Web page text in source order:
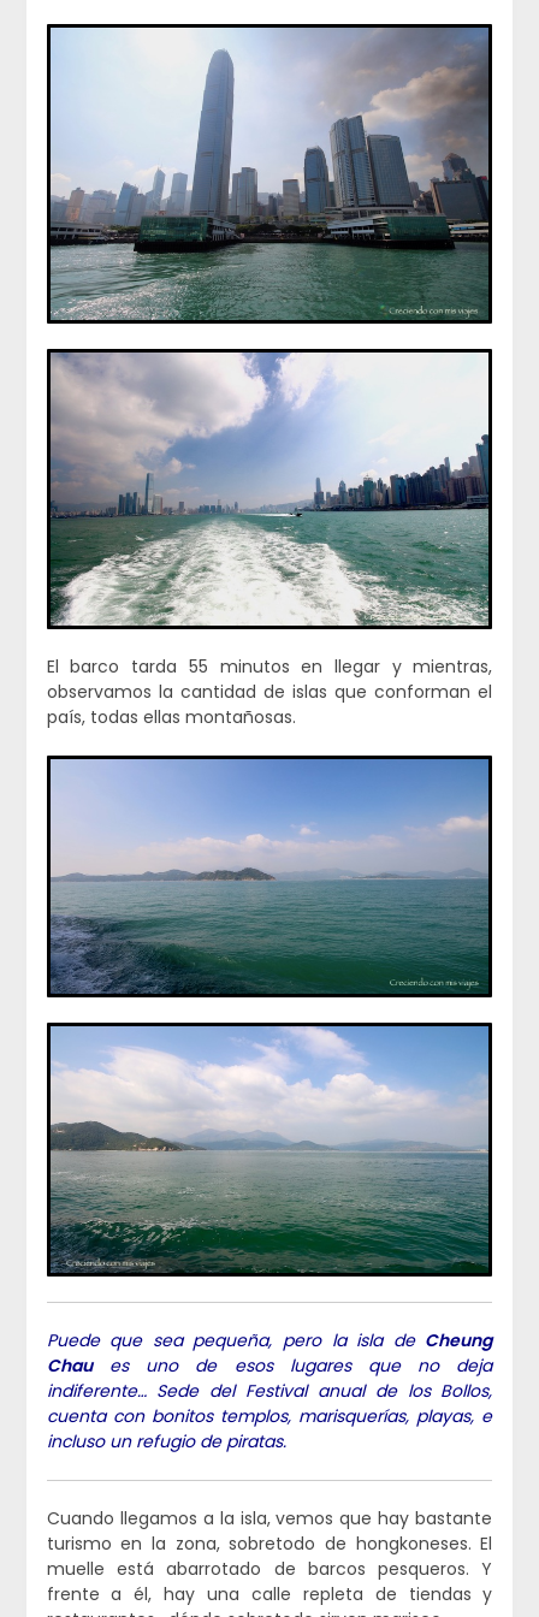
El barco tarda 55 minutos en llegar y mientras,
observamos la cantidad de islas que conforman el
país, todas ellas montañosas.
Puede que sea pequeña, pero la isla de Cheung
Chaues uno de esos lugares que no deja
indiferente… Sede del Festival anual de los Bollos,
cuenta con bonitos templos, marisquerías, playas, e
incluso un refugio de piratas.
Cuando llegamos a la isla, vemos que hay bastante
turismo en la zona, sobretodo de hongkoneses. El
muelle está abarrotado de barcos pesqueros. Y
frente a él, hay una calle repleta de tiendas y